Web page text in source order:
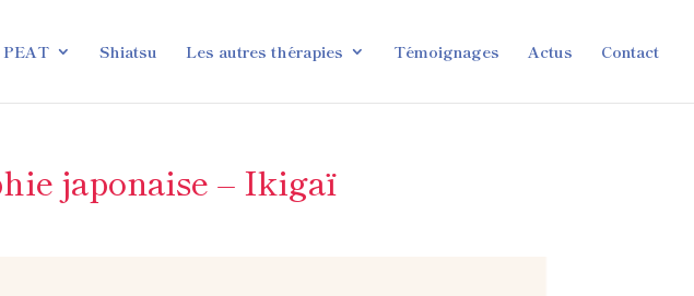
Shiatsu Les autres thérapies Témoignages Actus Contact
japonaise – Ikigaï